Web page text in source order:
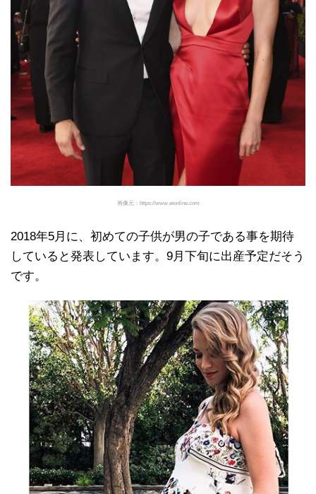
画像元：https://www.etonline.com
2018年5月に、初めての子供が男の子である事を期待
していると発表しています。9月下旬に出産予定だそう
です。